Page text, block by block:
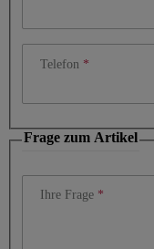
Telefon
Frage zum Artikel
Ihre Frage